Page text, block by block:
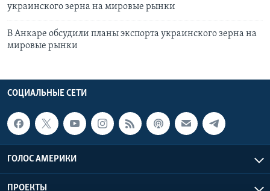
украинского зерна на мировые рынки
В Анкаре обсудили планы экспорта украинского зерна на
мировые рынки
СОЦИАЛЬНЫЕ СЕТИ
ГОЛОС АМЕРИКИ
ПРОЕКТЫ